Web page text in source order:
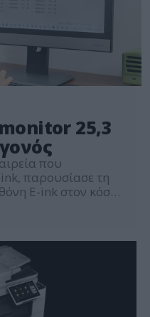
25,3
που
ink, παρουσίασε τη
E-ink στον κόσμο